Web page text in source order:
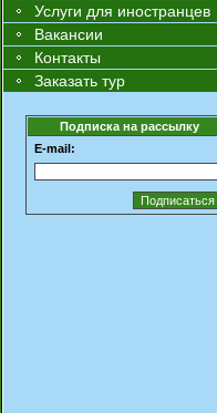
Услуги для иностранцев
Вакансии
Контакты
Заказать тур
Подписка на рассылку
E-mail: